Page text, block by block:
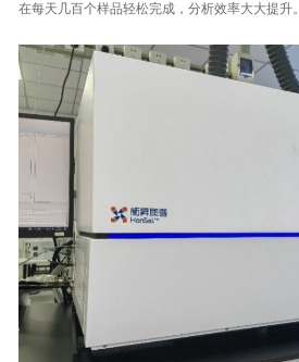
在每天几百个样品轻松完成，分析效率大大提升。